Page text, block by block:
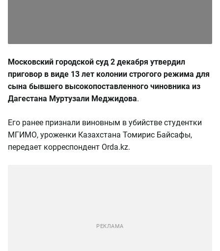
Московский городской суд 2 декабря утвердил
приговор в виде 13 лет колонии строгого режима для
сына бывшего высокопоставленного чиновника из
Дагестана Муртузали Меджидова.
Его ранее признали виновным в убийстве студентки
МГИМО, уроженки Казахстана Томирис Байсафы,
передает корреспондент Orda.kz.